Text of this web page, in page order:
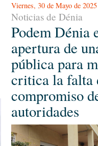
Viernes, 30 de Mayo de 2025
Noticias de Dénia
Podem Dénia
apertura de
pública para
critica la falta
compromiso
autoridades